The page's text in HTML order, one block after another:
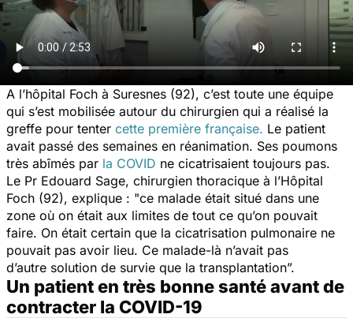
A l’hôpital Foch à Suresnes (92), c’est toute une équipe
qui s’est mobilisée autour du chirurgien qui a réalisé la
greffe pour tenter cette première française. Le patient
avait passé des semaines en réanimation. Ses poumons
très abîmés par la COVID ne cicatrisaient toujours pas.
Le Pr Edouard Sage, chirurgien thoracique à l’Hôpital
Foch (92), explique : "ce malade était situé dans une
zone où on était aux limites de tout ce qu’on pouvait
faire. On était certain que la cicatrisation pulmonaire ne
pouvait pas avoir lieu. Ce malade-là n’avait pas
d’autre solution de survie que la transplantation”.
Un patient en très bonne santé avant de
contracter la COVID-19